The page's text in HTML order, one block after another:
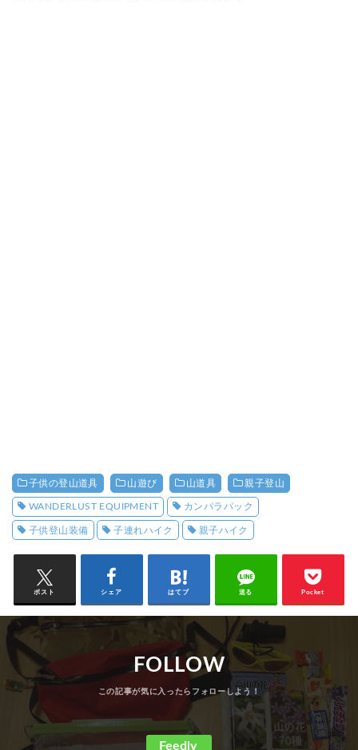
子供の登山道具 山遊び 山道具 親子登山
WANDERLUST EQUIPMENT カンパラパック
子供登山装備 子連れハイク 親子ハイク
ポスト シェア はてブ 送る Pocket
FOLLOW
Feedly